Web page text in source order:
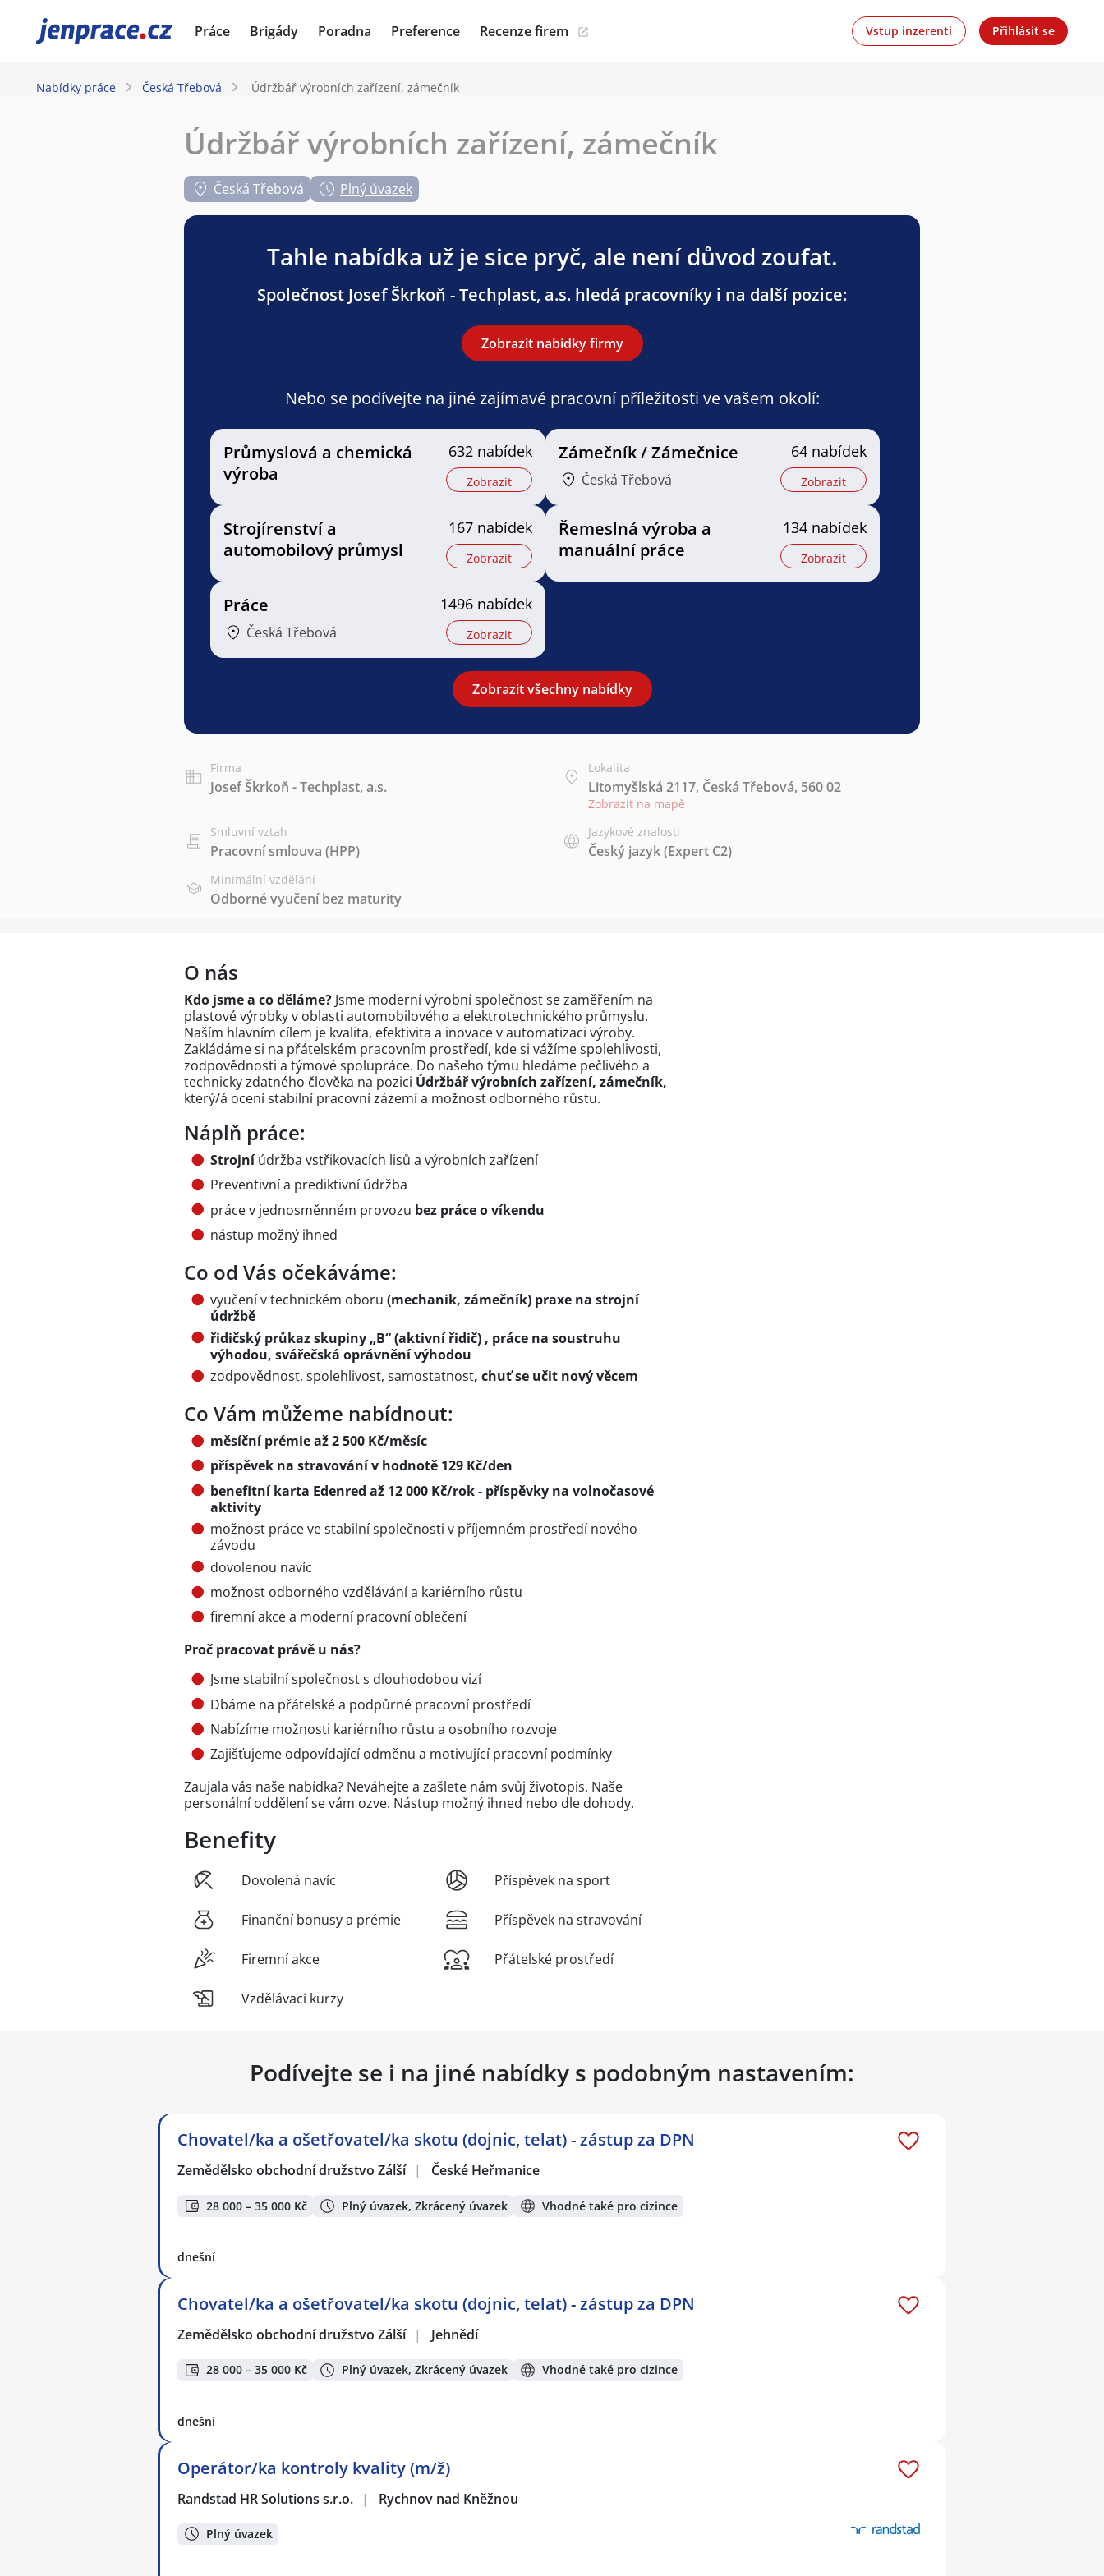
JenPráce.cz Práce Brigády Poradna Preference Recenze firem Vstup inzerenti Přihlásit se
Nabídky práce Česká Třebová Údržbář výrobních zařízení, zámečník
Údržbář výrobních zařízení, zámečník
Česká Třebová Plný úvazek
Tahle nabídka už je sice pryč, ale není důvod zoufat.
Společnost Josef Škrkoň - Techplast, a.s. hledá pracovníky i na další pozice:
Zobrazit nabídky firmy
Nebo se podívejte na jiné zajímavé pracovní příležitosti ve vašem okolí:
Průmyslová a chemická
výroba
632 nabídek
Zobrazit
Zámečník / Zámečnice
Česká Třebová
64 nabídek
Zobrazit
Strojírenství a
automobilový průmysl
167 nabídek
Zobrazit
Řemeslná výroba a
manuální práce
134 nabídek
Zobrazit
Práce
Česká Třebová
1496 nabídek
Zobrazit
Zobrazit všechny nabídky
Firma
Josef Škrkoň - Techplast, a.s.
Lokalita
Litomyšlská 2117, Česká Třebová, 560 02
Zobrazit na mapě
Smluvní vztah
Pracovní smlouva (HPP)
Jazykové znalosti
Český jazyk(Expert C2)
Minimální vzdělání
Odborné vyučení bez maturity
O nás
Kdo jsme a co děláme? Jsme moderní výrobní společnost se zaměřením na
plastové výrobky v oblasti automobilového a elektrotechnického průmyslu.
Naším hlavním cílem je kvalita, efektivita a inovace v automatizaci výroby.
Zakládáme si na přátelském pracovním prostředí, kde si vážíme spolehlivosti,
zodpovědnosti a týmové spolupráce. Do našeho týmu hledáme pečlivého a
technicky zdatného člověka na pozici Údržbář výrobních zařízení, zámečník,
který/á ocení stabilní pracovní zázemí a možnost odborného růstu.
Náplň práce:
Strojníúdržba vstřikovacích lisů a výrobních zařízení
Preventivní a prediktivní údržba
práce v jednosměnném provozu bez práce o víkendu
nástup možný ihned
Co od Vás očekáváme:
vyučení v technickém oboru (mechanik, zámečník) praxe na strojní
údržbě
řidičský průkaz skupiny „B“ (aktivní řidič) , práce na soustruhu
výhodou, svářečská oprávnění výhodou
zodpovědnost, spolehlivost, samostatnost, chuť se učit nový věcem
Co Vám můžeme nabídnout:
měsíční prémie až 2 500 Kč/měsíc
příspěvek na stravování v hodnotě 129 Kč/den
benefitní karta Edenred až 12 000 Kč/rok - příspěvky na volnočasové
aktivity
možnost práce ve stabilní společnosti v příjemném prostředí nového
závodu
dovolenou navíc
možnost odborného vzdělávání a kariérního růstu
firemní akce a moderní pracovní oblečení
Proč pracovat právě u nás?
Jsme stabilní společnost s dlouhodobou vizí
Dbáme na přátelské a podpůrné pracovní prostředí
Nabízíme možnosti kariérního růstu a osobního rozvoje
Zajišťujeme odpovídající odměnu a motivující pracovní podmínky
Zaujala vás naše nabídka? Neváhejte a zašlete nám svůj životopis. Naše
personální oddělení se vám ozve. Nástup možný ihned nebo dle dohody.
Benefity
Dovolená navíc
Finanční bonusy a prémie
Firemní akce
Vzdělávací kurzy
Příspěvek na sport
Příspěvek na stravování
Přátelské prostředí
Podívejte se i na jiné nabídky s podobným nastavením:
Chovatel/ka a ošetřovatel/ka skotu (dojnic, telat) - zástup za DPN
Zemědělsko obchodní družstvo Zálší | České Heřmanice
28 000 – 35 000 Kč Plný úvazek, Zkrácený úvazek Vhodné také pro cizince
dnešní
Chovatel/ka a ošetřovatel/ka skotu (dojnic, telat) - zástup za DPN
Zemědělsko obchodní družstvo Zálší | Jehnědí
28 000 – 35 000 Kč Plný úvazek, Zkrácený úvazek Vhodné také pro cizince
dnešní
Operátor/ka kontroly kvality (m/ž)
Randstad HR Solutions s.r.o. | Rychnov nad Kněžnou
Plný úvazek